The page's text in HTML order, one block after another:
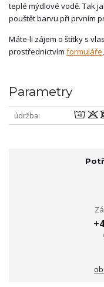
teplé mýdlové vodě. Tak
pouštět barvu při prvním
Máte-li zájem o štítky s
prostřednictvím formuláře
Parametry
údržba